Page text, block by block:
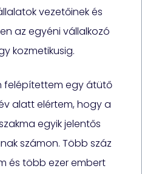
vezetőinek és
az egyéni vállalkozó
kozmetikusig.
felépítettem egy átütő
alatt elértem, hogy a
egyik jelentős
számon. Több száz
és több ezer embert